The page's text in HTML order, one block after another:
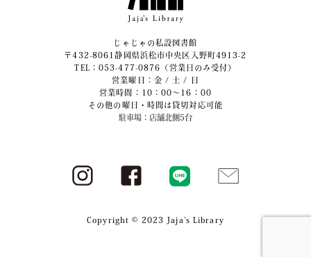
じゃじゃの私設図書館
〒432-8061静岡県浜松市中央区入野町4913-2
​TEL：053-477-0876（営業日のみ受付）
営業曜日：金 / 土 / 日
営業時間：10：00～16：00
その他の曜日・時間は貸切対応可能
駐車場：店舗北側5台
Copyright © 2023 Jaja's Library